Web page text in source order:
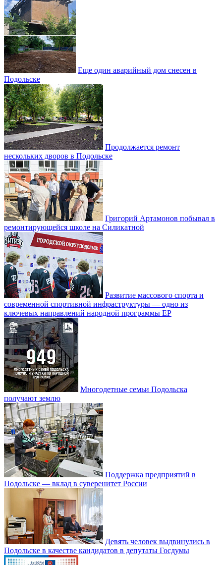
Еще один аварийный дом снесен в
Подольске
Продолжается ремонт
нескольких дворов в Подольске
Григорий Артамонов побывал в
ремонтирующейся школе на Силикатной
Развитие массового спорта и
современной спортивной инфраструктуры — одно из
ключевых направлений народной программы ЕР
Многодетные семьи Подольска
получают землю
Поддержка предприятий в
Подольске — вклад в суверенитет России
Девять человек выдвинулись в
Подольске в качестве кандидатов в депутаты Госдумы